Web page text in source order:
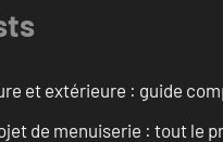
et extérieure : guide
de menuiserie : tout le